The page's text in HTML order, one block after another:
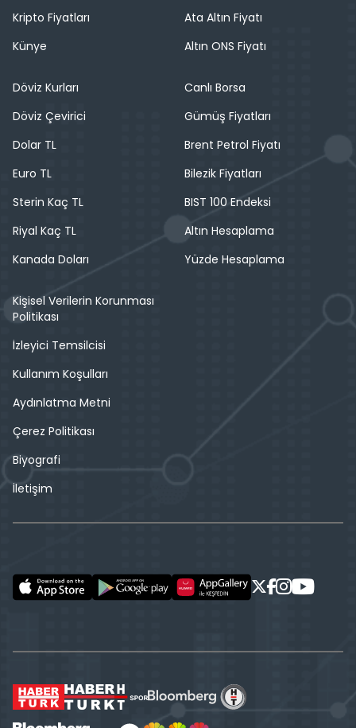
Kripto Fiyatları
Künye
Ata Altın Fiyatı
Altın ONS Fiyatı
Döviz Kurları
Döviz Çevirici
Dolar TL
Euro TL
Sterin Kaç TL
Riyal Kaç TL
Kanada Doları
Canlı Borsa
Gümüş Fiyatları
Brent Petrol Fiyatı
Bilezik Fiyatları
BIST 100 Endeksi
Altın Hesaplama
Yüzde Hesaplama
Kişisel Verilerin Korunması
Politikası
İzleyici Temsilcisi
Kullanım Koşulları
Aydınlatma Metni
Çerez Politikası
Biyografi
İletişim